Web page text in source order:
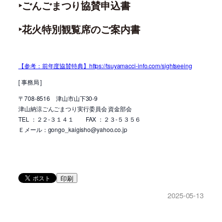
‣ごんごまつり協賛申込書
‣花火特別観覧席のご案内書
【参考：前年度協賛特典】https://tsuyamacci-info.com/sightseeing
[ 事務局 ]
〒708-8516 津山市山下30-9
津山納涼ごんごまつり実行委員会 資金部会
TEL ：２２-３１４１ FAX ：２３-５３５６
Ｅメール：gongo_kaigisho@yahoo.co.jp
印刷
2025-05-13